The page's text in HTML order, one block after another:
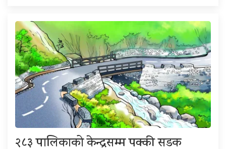
२८३ पालिकाको केन्द्रसम्म पक्की सडक